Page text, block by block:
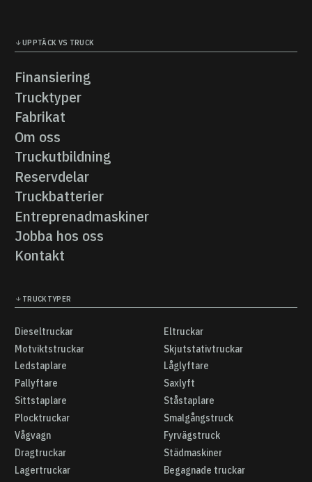
UPPTÄCK VS TRUCK
Finansiering
Finansiering
Trucktyper
Trucktyper
Fabrikat
Fabrikat
Om oss
Om oss
Truckutbildning
Truckutbildning
Reservdelar
Reservdelar
Truckbatterier
Truckbatterier
Entreprenadmaskiner
Entreprenadmaskiner
Jobba hos oss
Jobba hos oss
Kontakt
TRUCKTYPER
Dieseltruckar
Dieseltruckar
Eltruckar
Eltruckar
Motviktstruckar
Motviktstruckar
Skjutstativtruckar
Skjutstativtruckar
Ledstaplare
Ledstaplare
Låglyftare
Låglyftare
Pallyftare
Pallyftare
Saxlyft
Saxlyft
Sittstaplare
Sittstaplare
Ståstaplare
Ståstaplare
Plocktruckar
Plocktruckar
Smalgångstruck
Smalgångstruck
Vågvagn
Vågvagn
Fyrvägstruck
Fyrvägstruck
Dragtruckar
Dragtruckar
Städmaskiner
Städmaskiner
Lagertruckar
Begagnade truckar